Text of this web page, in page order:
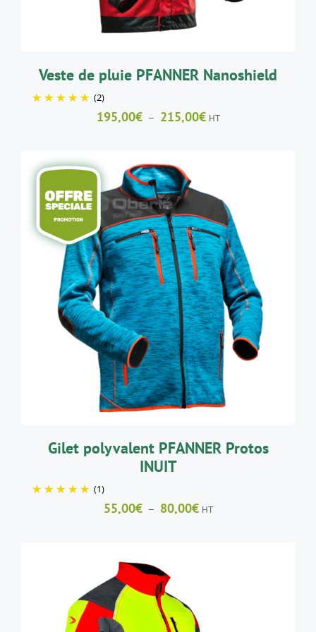
PEUVENT
ÊTRE
LA
PAGE
PRODUIT
Veste de pluie PFANNER Nanoshield
(2)
195,00€ – 215,00€Plage
215,00€
HT
CHOIX DES OPTIONSCE
PRODUIT
A
PLUSIEURS
VARIATIONS.
LES
OPTIONS
PEUVENT
ÊTRE
LA
PAGE
/ DÉTAILS
Gilet polyvalent PFANNER Protos
INUIT
(1)
55,00€ – 80,00€Plage
HT